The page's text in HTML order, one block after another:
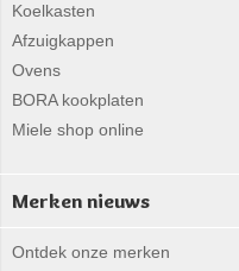
Koelkasten
Afzuigkappen
Ovens
BORA kookplaten
Miele shop online
Merken nieuws
Ontdek onze merken